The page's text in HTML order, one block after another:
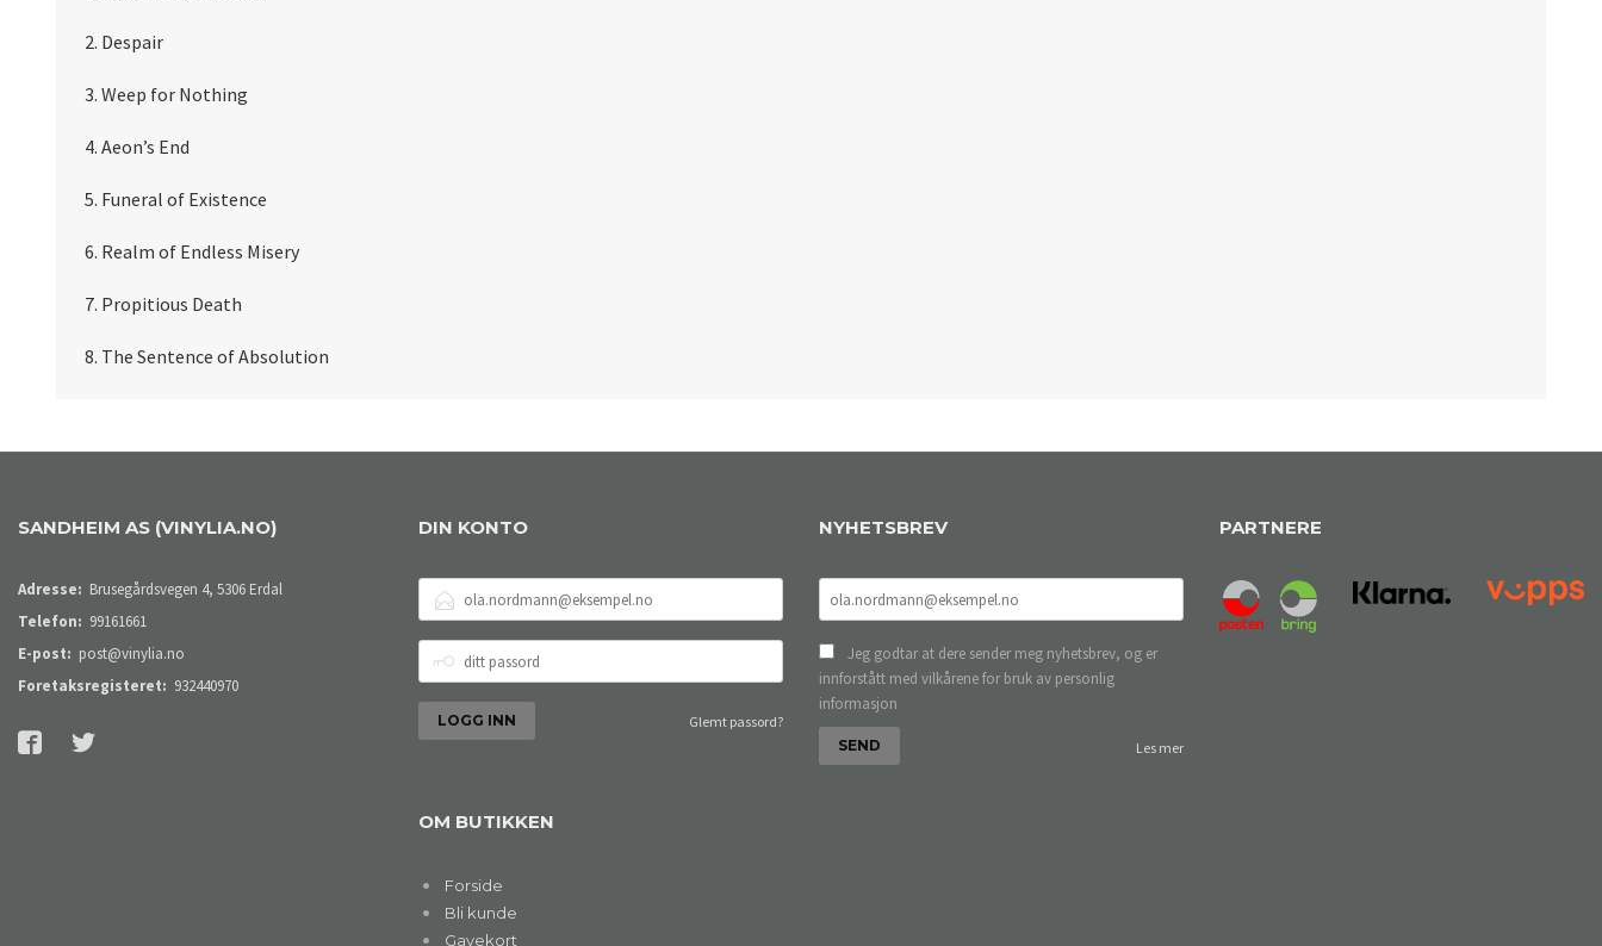
2. Despair
3. Weep for Nothing
4. Aeon’s End
5. Funeral of Existence
6. Realm of Endless Misery
7. Propitious Death
8. The Sentence of Absolution
SANDHEIM AS (VINYLIA.NO)
Adresse: Brusegårdsvegen 4, 5306 Erdal
Telefon: 99161661
E-post: post@vinylia.no
Foretaksregisteret: 932440970
DIN KONTO
POSTADRESSE
PASSORD
Glemt passord?
OM BUTIKKEN
Forside
Bli kunde
Gavekort
NYHETSBREV
Jeg godtar at dere sender meg nyhetsbrev, og er
innforstått med vilkårene for bruk av personlig
informasjon
Les mer
PARTNERE